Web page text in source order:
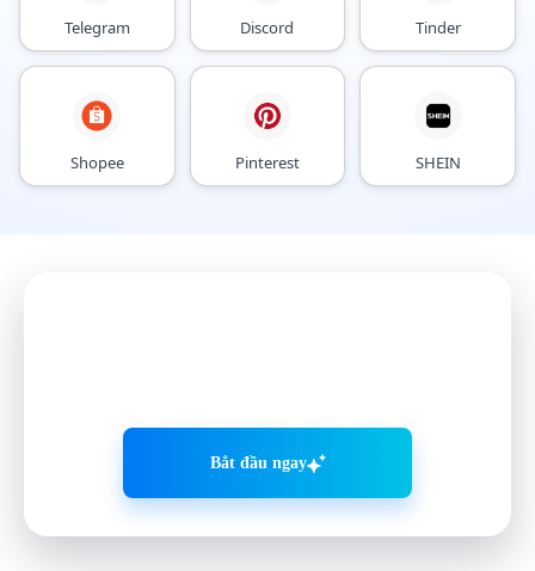
Telegram Discord Tinder
Shopee Pinterest SHEIN
Bắt đầu ngay